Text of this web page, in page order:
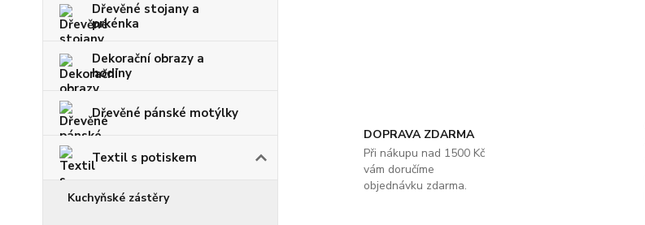
Dřevěné stojany a
prkénka
Dekorační obrazy a
hodiny
Dřevěné pánské motýlky
Textil s potiskem
Kuchyňské zástěry
DOPRAVA ZDARMA
Při nákupu nad 1500 Kč
vám doručíme
objednávku zdarma.